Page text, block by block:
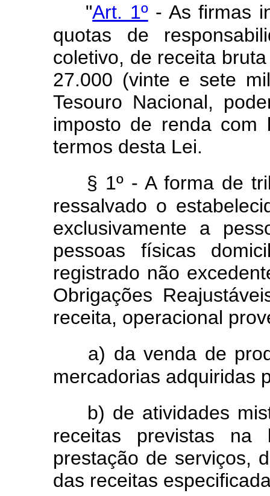
"Art. 1º- As firmas
quotas de
coletivo, de receita
27.000 (vinte e sete
Tesouro Nacional,
imposto de renda com
termos desta Lei.
§ 1º - A forma de
ressalvado o
exclusivamente a
pessoas físicas
registrado não
Obrigações
receita, operacional
a) da venda de
mercadorias adquiridas
b) de atividades
receitas previstas
prestação de serviços,
das receitas